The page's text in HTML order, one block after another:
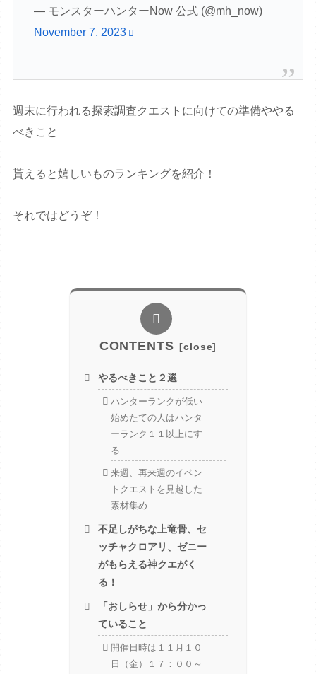
— モンスターハンターNow 公式 (@mh_now)
November 7, 2023
週末に行われる探索調査クエストに向けての準備ややる
べきこと
貰えると嬉しいものランキングを紹介！
それではどうぞ！
CONTENTS
やるべきこと２選
ハンターランクが低い
始めたての人はハンタ
ーランク１１以上にす
る
来週、再来週のイベン
トクエストを見越した
素材集め
不足しがちな上竜骨、セ
ッチャクロアリ、ゼニー
がもらえる神クエがく
る！
「おしらせ」から分かっ
ていること
開催日時は１１月１０
日（金）１７：００～